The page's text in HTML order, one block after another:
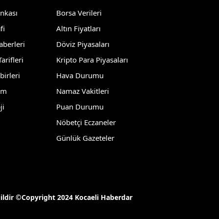
Yozgat
Aksaray
Bayburt
Kırıkkale
Batman
Ardahan
Borsa Verileri
Altın Fiyatları
Döviz Piyasaları
Kripto Para Piyasaları
Hava Durumu
Namaz Vakitleri
Puan Durumu
Nöbetçi Eczaneler
Günlük Gazeteler
©Copyright 2024 Kocaeli Haberdar